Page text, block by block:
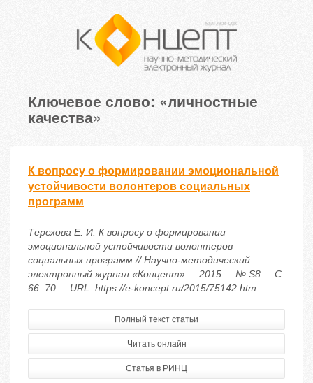
Ключевое слово: «личностные
качества»
К вопросу о формировании эмоциональной
устойчивости волонтеров социальных
программ
Терехова Е. И. К вопросу о формировании
эмоциональной устойчивости волонтеров
социальных программ // Научно-методический
электронный журнал «Концепт». – 2015. – № S8. – С.
66–70. – URL: https://e-koncept.ru/2015/75142.htm
Полный текст статьи
Читать онлайн
Статья в РИНЦ